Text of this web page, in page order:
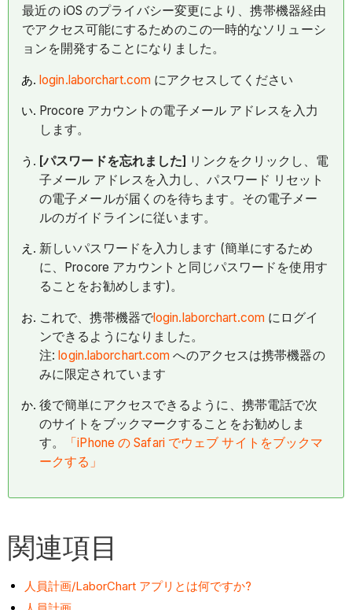
最近の iOS のプライバシー変更により、携帯機器経由
でアクセス可能にするためのこの一時的なソリューシ
ョンを開発することになりました。
login.laborchart.com にアクセスしてください
Procore アカウントの電子メール アドレスを入力
します。
[パスワードを忘れました] リンクをクリックし、電
子メール アドレスを入力し、パスワード リセット
の電子メールが届くのを待ちます。その電子メー
ルのガイドラインに従います。
新しいパスワードを入力します (簡単にするため
に、Procore アカウントと同じパスワードを使用す
ることをお勧めします)。
これで、携帯機器でlogin.laborchart.com にログイ
ンできるようになりました。
注:login.laborchart.com へのアクセスは携帯機器の
みに限定されています
後で簡単にアクセスできるように、携帯電話で次
のサイトをブックマークすることをお勧めしま
す。
「iPhone の Safari でウェブ サイトをブックマ
ークする」
関連項目
人員計画/LaborChart アプリとは何ですか?